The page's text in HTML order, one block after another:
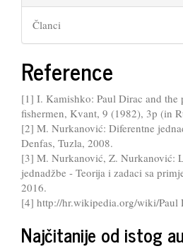
Članci
Reference
[1] I. Kamishko: Paul Dirac and the
fishermen, Kvant, 9 (1982), 3p (in
[2] M. Nurkanović: Diferentne
Denfas, Tuzla, 2008.
[3] M. Nurkanović, Z. Nurkanović:
jednadžbe - Teorija i zadaci sa
2016.
[4] http://hr.wikipedia.org/wiki/Paul
Najčitanije od istog